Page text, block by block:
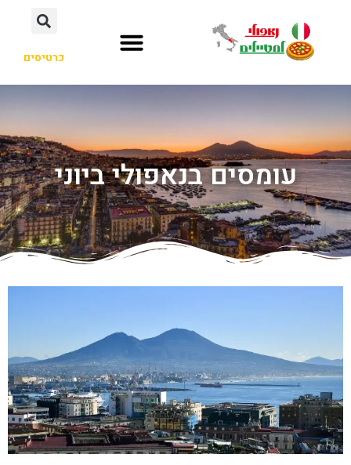
כרטיסים
עומסים בנאפולי ביוני